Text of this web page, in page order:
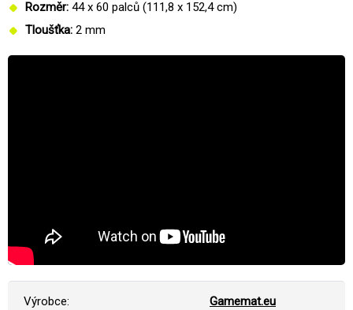
Rozměr: 44 x 60 palců (111,8 x 152,4 cm)
Tloušťka: 2 mm
Výrobce: Gamemat.eu